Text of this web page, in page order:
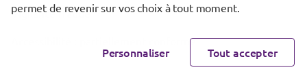
Vigilance fraude
Accessibilité : partiellement conforme
permet de revenir sur vos choix à tout moment.
Personnaliser Tout accepter